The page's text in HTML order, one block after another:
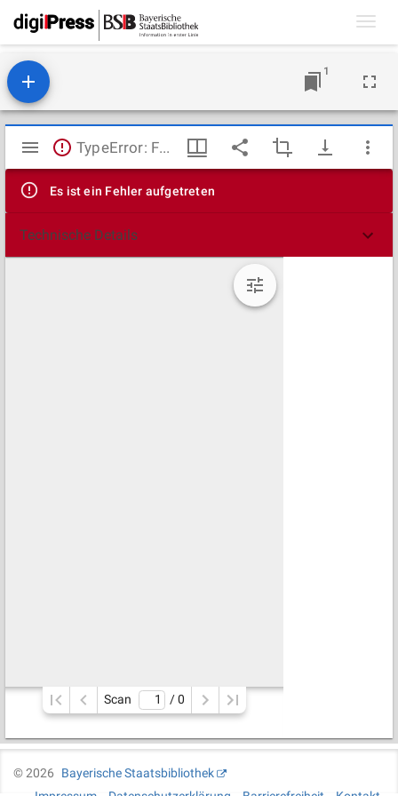
1
Mirador
Viewer
TypeError: Failed to fetch
Es ist ein Fehler aufgetreten
Technische Details
Scan / 0
©2026
Bayerische Staatsbibliothek